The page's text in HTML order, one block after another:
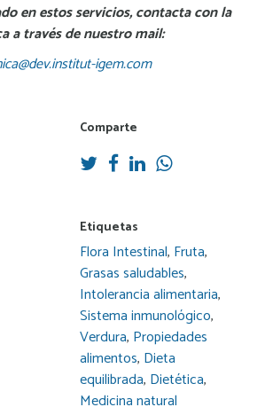
Comparte
Etiquetas
Flora Intestinal, Fruta,
Grasas saludables,
Intolerancia alimentaria,
Sistema inmunológico,
Verdura, Propiedades
alimentos, Dieta
equilibrada, Dietética,
Medicina natural
en estos servicios, contacta con la
a través de nuestro mail:
igem.com